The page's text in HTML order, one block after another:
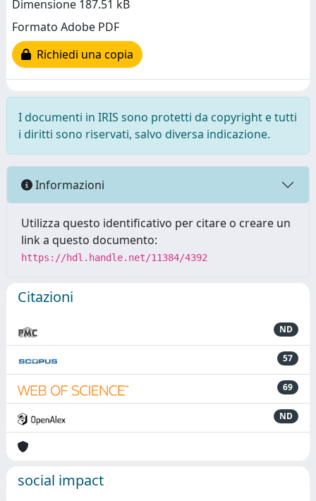
Dimensione 187.51 kB
Formato Adobe PDF
Richiedi una copia
I documenti in IRIS sono protetti da copyright e tutti
i diritti sono riservati, salvo diversa indicazione.
Informazioni
Utilizza questo identificativo per citare o creare un
link a questo documento:
https://hdl.handle.net/11384/4392
Citazioni
ND
57
69
ND
social impact